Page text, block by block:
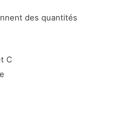
des quantités
C